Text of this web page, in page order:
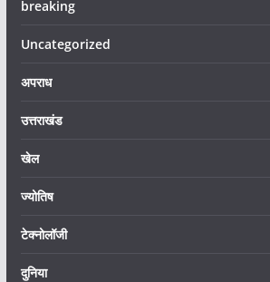
breaking
Uncategorized
अपराध
उत्तराखंड
खेल
ज्योतिष
टेक्नोलॉजी
दुनिया